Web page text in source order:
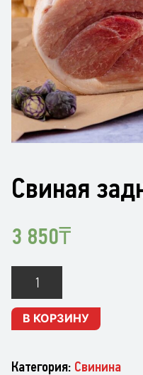
Свиная
3 850₸
Свиная
задняя
часть
В КОРЗИНУ
Категория: Свинина